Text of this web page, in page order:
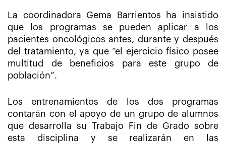
La coordinadora Gema Barrientos ha insistido
que los programas se pueden aplicar a los
pacientes oncológicos antes, durante y después
del tratamiento, ya que “el ejercicio físico posee
multitud de beneficios para este grupo de
población”.
Los entrenamientos de los dos programas
contarán con el apoyo de un grupo de alumnos
que desarrolla su Trabajo Fin de Grado sobre
esta disciplina y se realizarán en las